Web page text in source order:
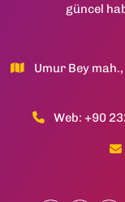
güncel
Umur Bey
Web: +90